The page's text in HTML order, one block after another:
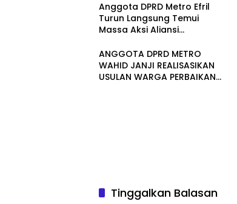
Anggota DPRD Metro Efril
Turun Langsung Temui
Massa Aksi Aliansi
ANGGOTA DPRD METRO
WAHID JANJI REALISASIKAN
USULAN WARGA PERBAIKAN
Tinggalkan Balasan